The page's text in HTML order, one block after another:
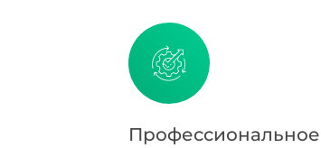
Профессиональное